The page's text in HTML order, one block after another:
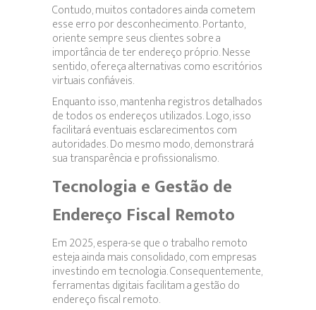
Contudo, muitos contadores ainda cometem
esse erro por desconhecimento. Portanto,
oriente sempre seus clientes sobre a
importância de ter endereço próprio. Nesse
sentido, ofereça alternativas como escritórios
virtuais confiáveis.
Enquanto isso, mantenha registros detalhados
de todos os endereços utilizados. Logo, isso
facilitará eventuais esclarecimentos com
autoridades. Do mesmo modo, demonstrará
sua transparência e profissionalismo.
Tecnologia e Gestão de
Endereço Fiscal Remoto
Em 2025, espera-se que o trabalho remoto
esteja ainda mais consolidado, com empresas
investindo em tecnologia. Consequentemente,
ferramentas digitais facilitam a gestão do
endereço fiscal remoto.